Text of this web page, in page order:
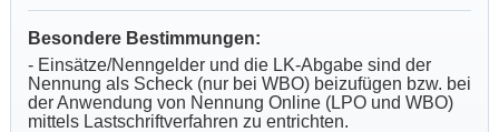
Besondere Bestimmungen:
- Einsätze/Nenngelder und die LK-Abgabe sind der
Nennung als Scheck (nur bei WBO) beizufügen bzw. bei
der Anwendung von Nennung Online (LPO und WBO)
mittels Lastschriftverfahren zu entrichten.